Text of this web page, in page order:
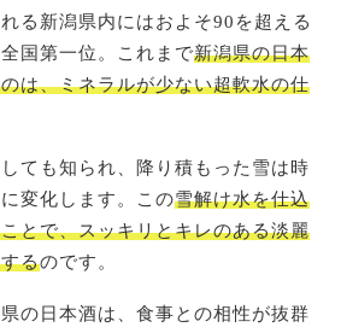
る新潟県内にはおよそ90を超える
国第一位。これまで新潟県の日本
は、ミネラルが少ない超軟水の仕
ても知られ、降り積もった雪は時
変化します。この雪解け水を仕込
とで、スッキリとキレのある淡麗
るのです。
の日本酒は、食事との相性が抜群